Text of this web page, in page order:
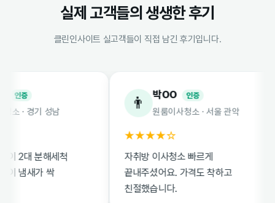
실제 고객들의 생생한 후기
클린인사이트 실고객들이 직접 남긴 후기입니다.
경기 성남
분해세척
새가 싹
👨 박OO 인증
원룸이사청소 · 서울 관악
★★★★☆
자취방 이사청소 빠르게
끝내주셨어요. 가격도 착하고
친절했습니다.